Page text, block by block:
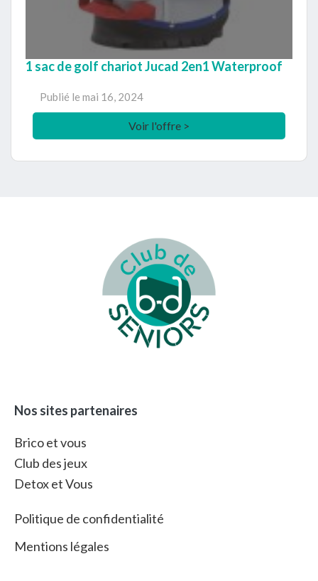
1 sac de golf chariot Jucad 2en1 Waterproof
Publié le mai 16, 2024
Voir l'offre >
Nos sites partenaires
Brico et vous
Club des jeux
Detox et Vous
Politique de confidentialité
Mentions légales